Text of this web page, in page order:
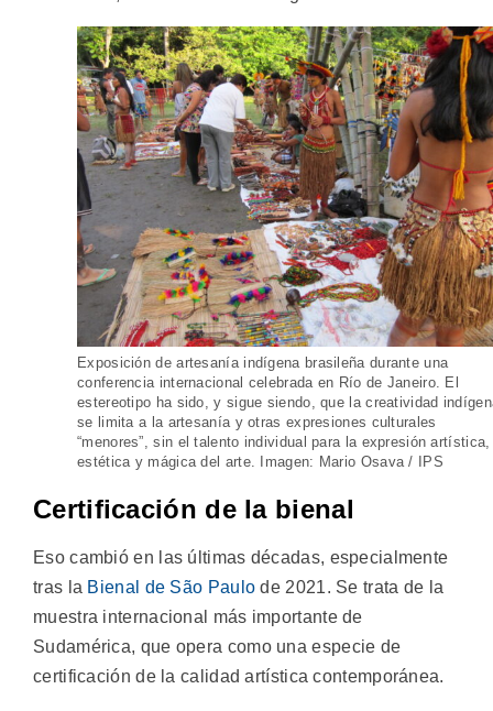
Exposición de artesanía indígena brasileña durante una
conferencia internacional celebrada en Río de Janeiro. El
estereotipo ha sido, y sigue siendo, que la creatividad
se limita a la artesanía y otras expresiones culturales
“menores”, sin el talento individual para la expresión artística,
estética y mágica del arte. Imagen: Mario Osava / IPS
Certificación de la bienal
Eso cambió en las últimas décadas, especialmente
tras la Bienal de São Paulo de 2021. Se trata de la
muestra internacional más importante de
Sudamérica, que opera como una especie de
certificación de la calidad artística contemporánea.